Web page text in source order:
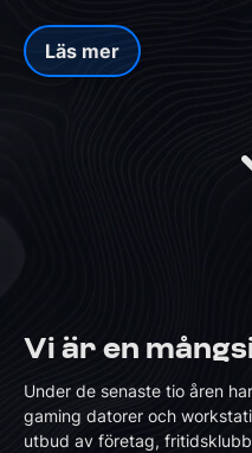
Läs mer
Vi är en
Under de senaste tio åren
gaming datorer och
utbud av företag,